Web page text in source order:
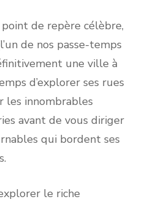
de repère célèbre,
de nos passe-temps
une ville à
d’explorer ses rues
les innombrables
avant de vous diriger
qui bordent ses
le riche